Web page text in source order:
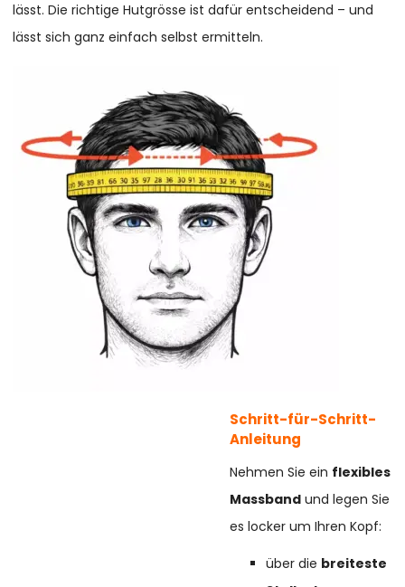
lässt. Die richtige Hutgrösse ist dafür entscheidend – und
lässt sich ganz einfach selbst ermitteln.
Schritt-für-Schritt-
Anleitung
Nehmen Sie ein flexibles
Massband und legen Sie
es locker um Ihren Kopf:
über die breiteste